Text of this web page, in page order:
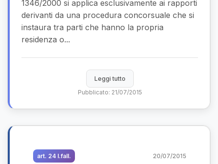
1346/2000 si applica esclusivamente ai rapporti
derivanti da una procedura concorsuale che si
instaura tra parti che hanno la propria
residenza o...
Leggi tutto
Pubblicato: 21/07/2015
art. 24 l.fall. 20/07/2015